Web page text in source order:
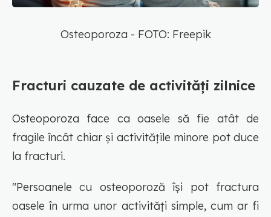
Osteoporoza - FOTO: Freepik
Fracturi cauzate de activități zilnice
Osteoporoza face ca oasele să fie atât de
fragile încât chiar și activitățile minore pot duce
la fracturi.
"Persoanele cu osteoporoză își pot fractura
oasele în urma unor activități simple, cum ar fi